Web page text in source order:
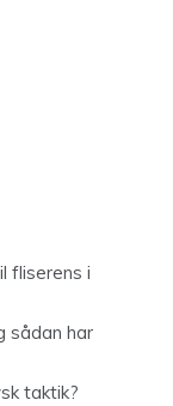
fliserens i
sådan har
taktik?